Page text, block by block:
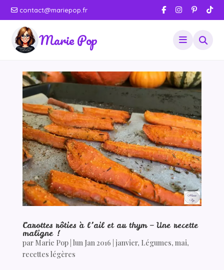
contact@mariepop.fr
Marie Pop
Carottes rôties à l’ail et au thym – Une recette
maligne !
par Marie Pop| lun Jan 2016 janvier, Légumes, mai,
recettes légères